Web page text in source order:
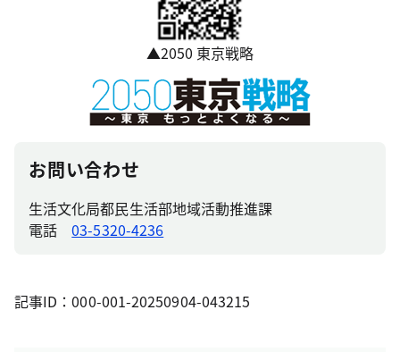
▲2050 東京戦略
お問い合わせ
生活文化局都民生活部地域活動推進課
電話03-5320-4236
記事ID：000-001-20250904-043215